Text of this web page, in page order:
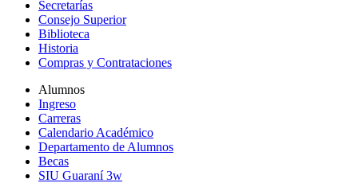
Secretarías
Consejo Superior
Biblioteca
Historia
Compras y Contrataciones
Alumnos
Ingreso
Carreras
Calendario Académico
Departamento de Alumnos
Becas
SIU Guaraní 3w